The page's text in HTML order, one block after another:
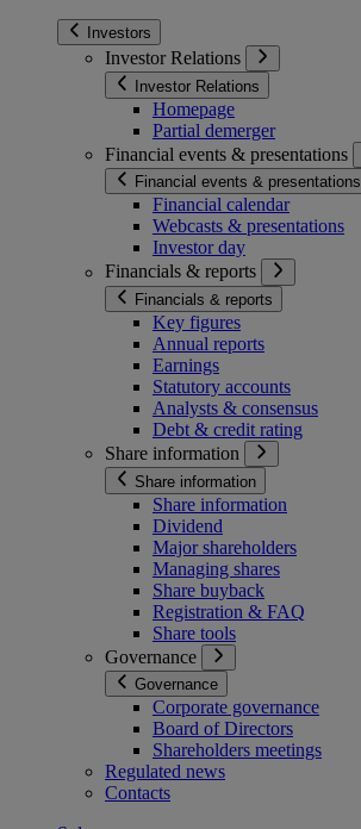
Investors
Investor Relations
Investor Relations
Homepage
Partial demerger
Financial events & presentations
Financial events & presentations
Financial calendar
Webcasts & presentations
Investor day
Financials & reports
Financials & reports
Key figures
Annual reports
Earnings
Statutory accounts
Analysts & consensus
Debt & credit rating
Share information
Share information
Share information
Dividend
Major shareholders
Managing shares
Share buyback
Registration & FAQ
Share tools
Governance
Governance
Corporate governance
Board of Directors
Shareholders meetings
Regulated news
Contacts